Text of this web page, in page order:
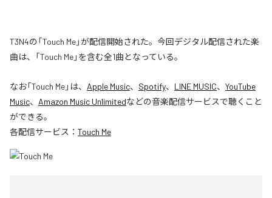
T3N4の「Touch Me」が配信開始された。今回デジタル配信された楽
曲は、「Touch Me」を含む全1曲となっている。
なお「Touch Me」は、 Apple Music、 Spotify、 LINE MUSIC、 YouTube
Music、 Amazon Music Unlimitedなどの音楽配信サービスで聴くこと
ができる。
各配信サービス： Touch Me